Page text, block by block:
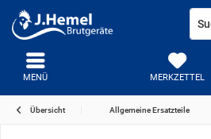
MERKZETTEL
MENÜ
Übersicht Allgemeine Ersatzteile